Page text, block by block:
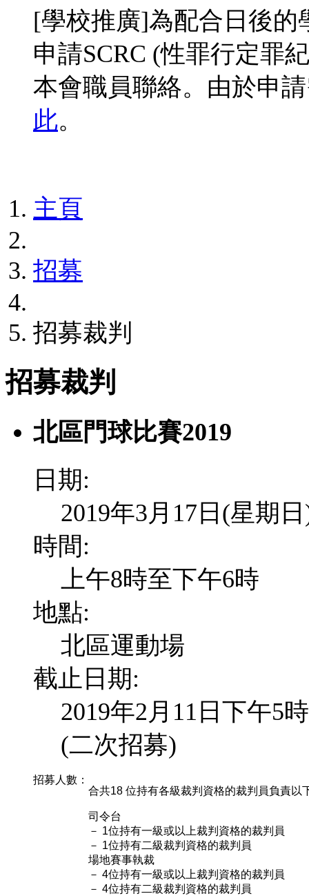
[學校推廣]為配合日後的
申請SCRC (性罪行定罪
本會職員聯絡。由於申
此。
主頁
招募
招募裁判
招募裁判
北區門球比賽2019
日期:
2019年3月17日(星期
時間:
上午8時至下午6時
地點:
北區運動場
截止日期:
2019年2月11日下午5
(二次招募)
招募人數：
合共18 位持有各級裁判資格的裁判員負責以
司令台
－ 1位持有一級或以上裁判資格的裁判員
－ 1位持有二級裁判資格的裁判員
場地賽事執裁
－ 4位持有一級或以上裁判資格的裁判員
－ 4位持有二級裁判資格的裁判員